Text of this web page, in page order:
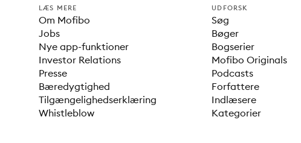
LÆS MERE
Om Mofibo
Jobs
Nye app-funktioner
Investor Relations
Presse
Bæredygtighed
Tilgængelighedserklæring
Whistleblow
UDFORSK
Søg
Bøger
Bogserier
Mofibo Originals
Podcasts
Forfattere
Indlæsere
Kategorier